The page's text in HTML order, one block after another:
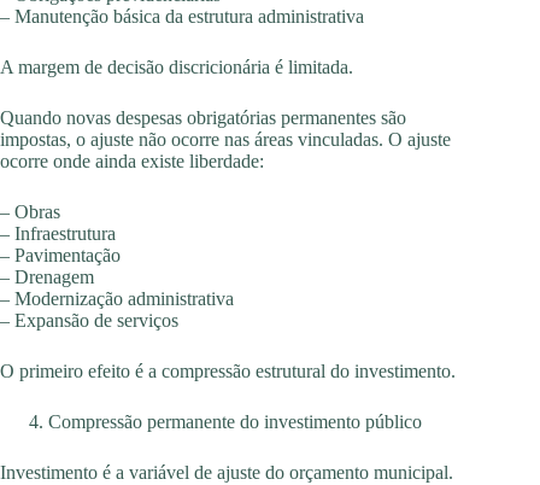
– Manutenção básica da estrutura administrativa
A margem de decisão discricionária é limitada.
Quando novas despesas obrigatórias permanentes são
impostas, o ajuste não ocorre nas áreas vinculadas. O ajuste
ocorre onde ainda existe liberdade:
– Obras
– Infraestrutura
– Pavimentação
– Drenagem
– Modernização administrativa
– Expansão de serviços
O primeiro efeito é a compressão estrutural do investimento.
Compressão permanente do investimento público
Investimento é a variável de ajuste do orçamento municipal.